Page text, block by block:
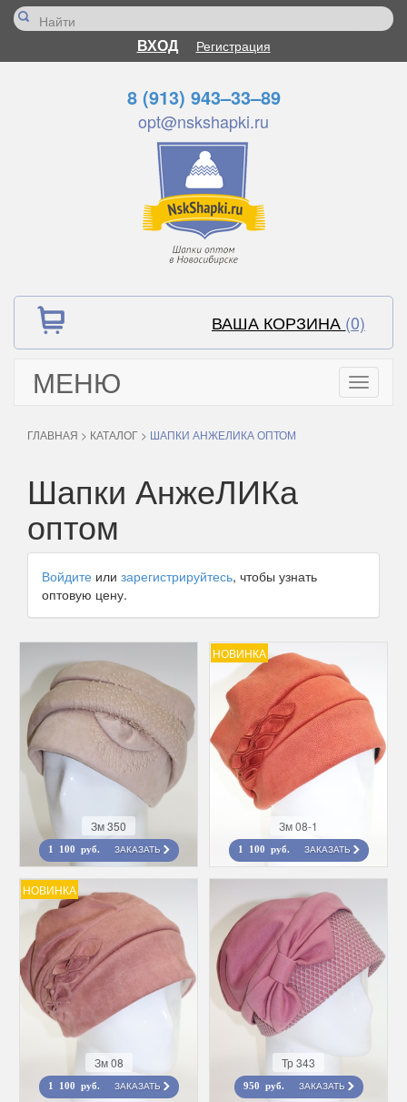
ВХОД Регистрация
8 (913) 943–33–89
opt@nskshapki.ru
ВАША КОРЗИНА (0)
МЕНЮ
Toggle
ГЛАВНАЯ > КАТАЛОГ > ШАПКИ АНЖЕЛИКА ОПТОМ
Шапки АнжеЛИКа
оптом
Войдите или зарегистрируйтесь, чтобы узнать
оптовую цену.
Зм 350
1 100 руб. ЗАКАЗАТЬ
НОВИНКА
Зм 08-1
1 100 руб. ЗАКАЗАТЬ
НОВИНКА
Зм 08
1 100 руб. ЗАКАЗАТЬ
Тр 343
950 руб. ЗАКАЗАТЬ